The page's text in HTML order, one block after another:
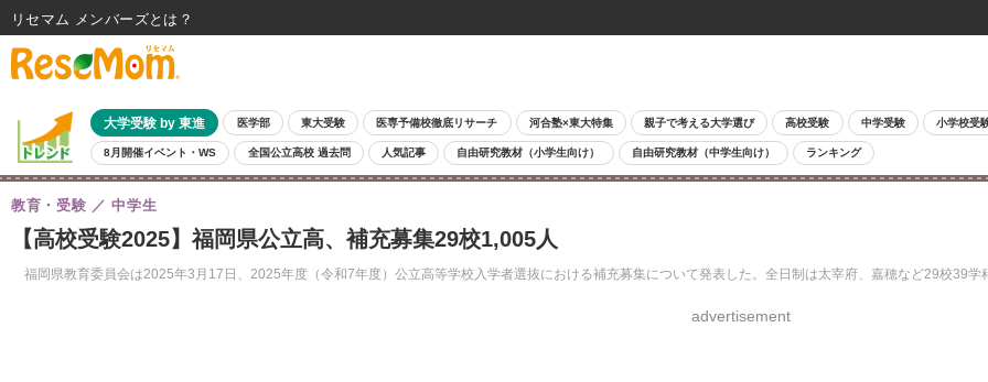
大学受験 by 東進 医学部 東大受験 医専予備校徹底リサーチ 河合塾×東大特集 親子で考える大学選び 高校受験 中学受験 小学校受
8月開催イベント・WS 全国公立高校 過去問 人気記事 自由研究教材（小学生向け） 自由研究教材（中学生向け） ランキング
【高校受験2025】福岡県公立高、補充募集29校1,005人
福岡県教育委員会は2025年3月17日、2025年度（令和7年度）公立高等学校入学者選抜における補充募集について発表した。全日制は太宰府、嘉穂など29校39
教育・受験 中学生
advertisement
リセマム メンバーズ